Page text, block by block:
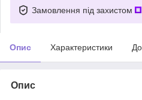
Замовлення під захистом
Опис Характеристики
Опис